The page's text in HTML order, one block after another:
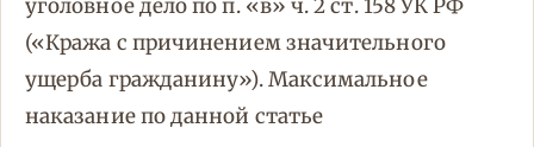
уголовное дело по п. «в» ч. 2 ст. 158 УК РФ
(«Кража с причинением значительного
ущерба гражданину»). Максимальное
наказание по данной статье